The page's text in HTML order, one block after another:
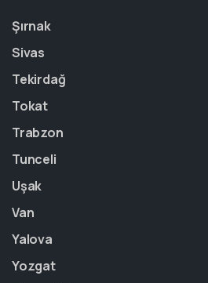
Şırnak
Sivas
Tekirdağ
Tokat
Trabzon
Tunceli
Uşak
Van
Yalova
Yozgat